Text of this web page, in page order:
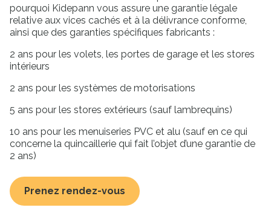
pourquoi Kidepann vous assure une garantie légale
relative aux vices cachés et à la délivrance conforme,
ainsi que des garanties spécifiques fabricants :
2 ans pour les volets, les portes de garage et les stores
intérieurs
2 ans pour les systèmes de motorisations
5 ans pour les stores extérieurs (sauf lambrequins)
10 ans pour les menuiseries PVC et alu (sauf en ce qui
concerne la quincaillerie qui fait l’objet d’une garantie de
2 ans)
Prenez rendez-vous